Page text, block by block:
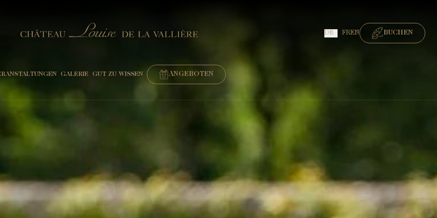
DE FREN BUCHEN
BUCHEN GOURMET-RESTAURANT
GALERIE GUT ZU WISSEN ANGEBOTEN